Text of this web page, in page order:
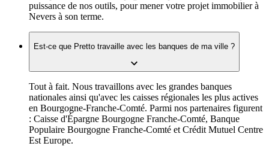
puissance de nos outils, pour mener votre projet immobilier à
Nevers à son terme.
Est-ce que Pretto travaille avec les banques de ma ville ?
Tout à fait. Nous travaillons avec les grandes banques
nationales ainsi qu'avec les caisses régionales les plus actives
en Bourgogne-Franche-Comté. Parmi nos partenaires figurent
: Caisse d'Épargne Bourgogne Franche-Comté, Banque
Populaire Bourgogne Franche-Comté et Crédit Mutuel Centre
Est Europe.